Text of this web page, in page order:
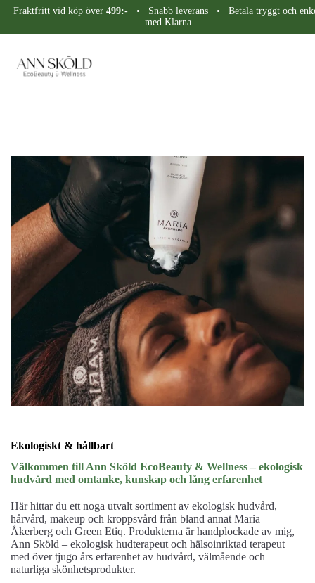
Fraktfritt vid köp över 499:-• Snabb leverans • Betala tryggt och
med Klarna
Ekologiskt & hållbart
Välkommen till Ann Sköld EcoBeauty & Wellness – ekologisk
hudvård med omtanke, kunskap och lång erfarenhet
Här hittar du ett noga utvalt sortiment av ekologisk hudvård,
hårvård, makeup och kroppsvård från bland annat Maria
Åkerberg och Green Etiq. Produkterna är handplockade av mig,
Ann Sköld – ekologisk hudterapeut och hälsoinriktad terapeut
med över tjugo års erfarenhet av hudvård, välmående och
naturliga skönhetsprodukter.